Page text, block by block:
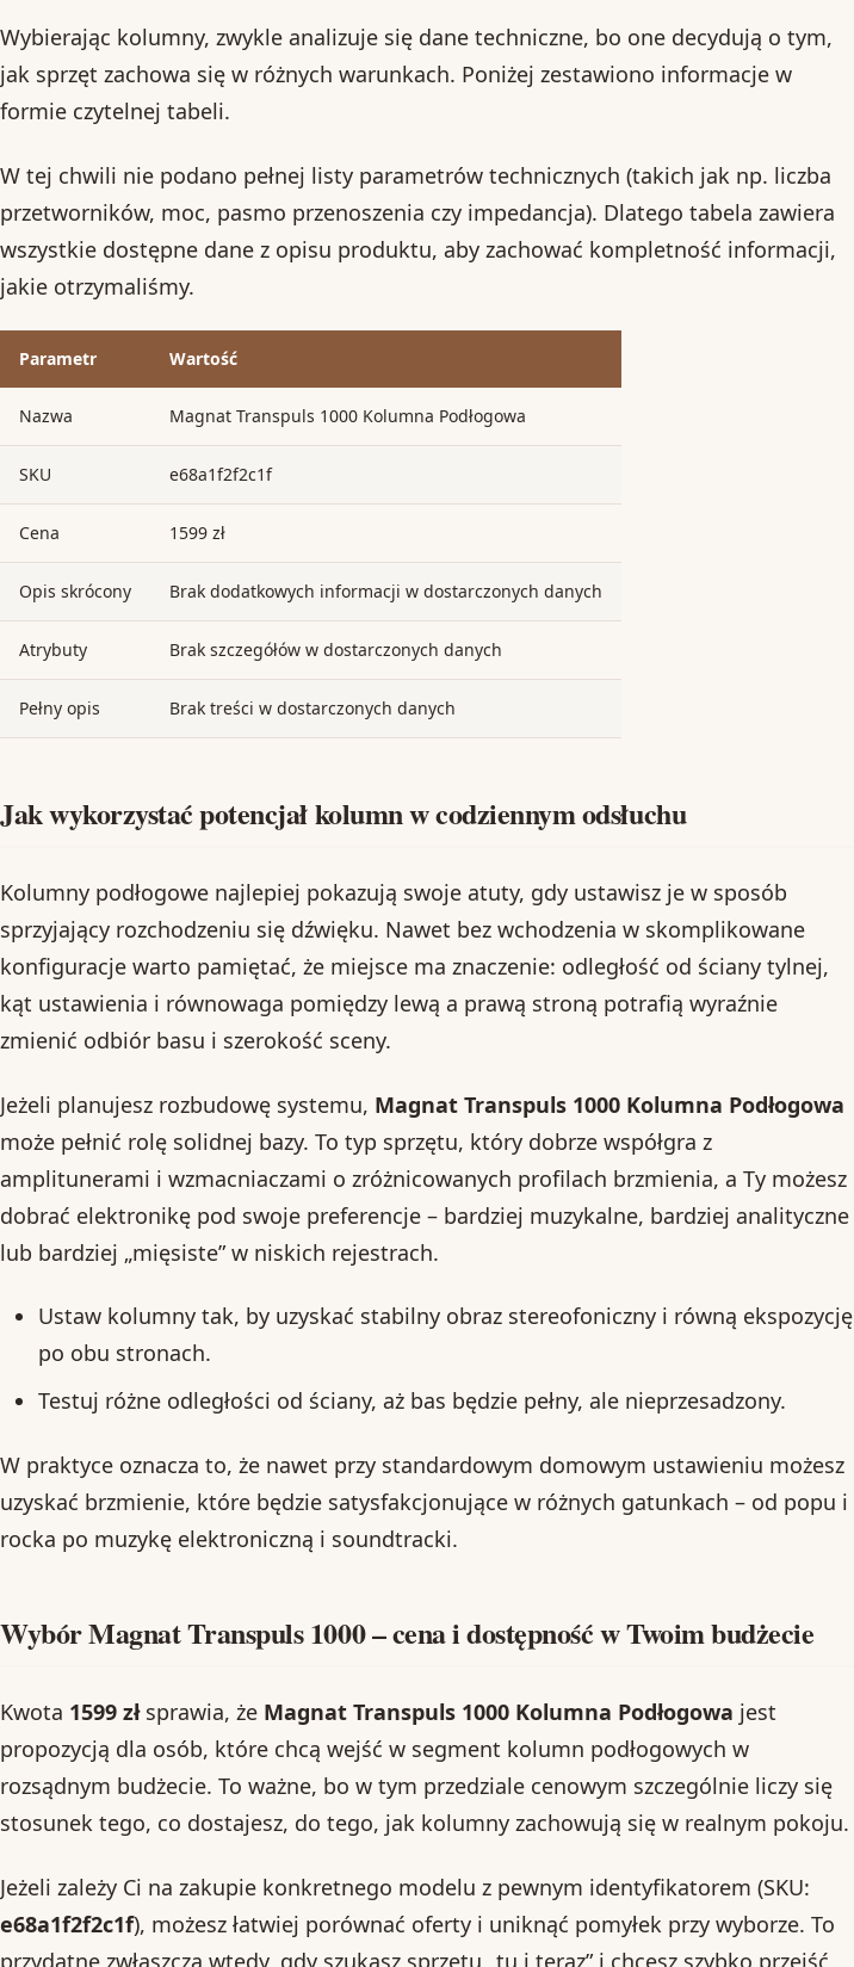
Wybierając kolumny, zwykle analizuje się dane techniczne, bo one decydują o tym,
jak sprzęt zachowa się w różnych warunkach. Poniżej zestawiono informacje w
formie czytelnej tabeli.
W tej chwili nie podano pełnej listy parametrów technicznych (takich jak np. liczba
przetworników, moc, pasmo przenoszenia czy impedancja). Dlatego tabela zawiera
wszystkie dostępne dane z opisu produktu, aby zachować kompletność informacji,
jakie otrzymaliśmy.
Parametr Wartość
Nazwa Magnat Transpuls 1000 Kolumna Podłogowa
SKU e68a1f2f2c1f
Cena 1599 zł
Opis skrócony Brak dodatkowych informacji w dostarczonych danych
Atrybuty Brak szczegółów w dostarczonych danych
Pełny opis Brak treści w dostarczonych danych
Jak wykorzystać potencjał kolumn w codziennym odsłuchu
Kolumny podłogowe najlepiej pokazują swoje atuty, gdy ustawisz je w sposób
sprzyjający rozchodzeniu się dźwięku. Nawet bez wchodzenia w skomplikowane
konfiguracje warto pamiętać, że miejsce ma znaczenie: odległość od ściany tylnej,
kąt ustawienia i równowaga pomiędzy lewą a prawą stroną potrafią wyraźnie
zmienić odbiór basu i szerokość sceny.
Jeżeli planujesz rozbudowę systemu, Magnat Transpuls 1000 Kolumna Podłogowa
może pełnić rolę solidnej bazy. To typ sprzętu, który dobrze współgra z
amplitunerami i wzmacniaczami o zróżnicowanych profilach brzmienia, a Ty możesz
dobrać elektronikę pod swoje preferencje – bardziej muzykalne, bardziej analityczne
lub bardziej „mięsiste” w niskich rejestrach.
Ustaw kolumny tak, by uzyskać stabilny obraz stereofoniczny i równą ekspozycję
po obu stronach.
Testuj różne odległości od ściany, aż bas będzie pełny, ale nieprzesadzony.
W praktyce oznacza to, że nawet przy standardowym domowym ustawieniu możesz
uzyskać brzmienie, które będzie satysfakcjonujące w różnych gatunkach – od popu i
rocka po muzykę elektroniczną i soundtracki.
Wybór Magnat Transpuls 1000 – cena i dostępność w Twoim budżecie
Kwota 1599 złsprawia, że Magnat Transpuls 1000 Kolumna Podłogowa jest
propozycją dla osób, które chcą wejść w segment kolumn podłogowych w
rozsądnym budżecie. To ważne, bo w tym przedziale cenowym szczególnie liczy się
stosunek tego, co dostajesz, do tego, jak kolumny zachowują się w realnym pokoju.
Jeżeli zależy Ci na zakupie konkretnego modelu z pewnym identyfikatorem (SKU:
e68a1f2f2c1f), możesz łatwiej porównać oferty i uniknąć pomyłek przy wyborze. To
przydatne zwłaszcza wtedy, gdy szukasz sprzętu „tu i teraz” i chcesz szybko przejść